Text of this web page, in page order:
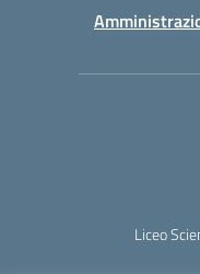
Liceo